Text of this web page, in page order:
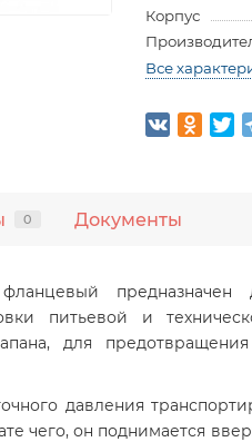
Корпус
Все
0 Документы
предназначен
питьевой и
для
давления
чего, он поднимается